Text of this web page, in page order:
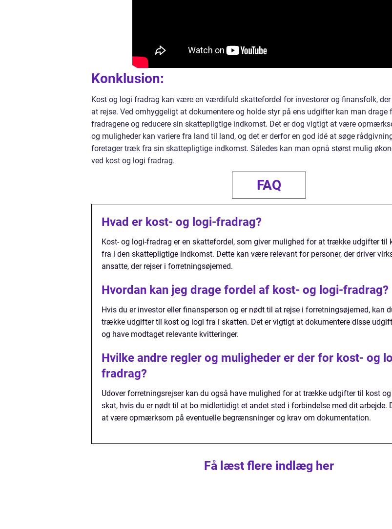
Konklusion:
Kost og logi fradrag kan være en værdifuld skattefordel for investorer og finansfolk, der
at rejse. Ved omhyggeligt at dokumentere og holde styr på ens udgifter kan man drage
fradragene og reducere sin skattepligtige indkomst. Det er dog vigtigt at være
og muligheder kan variere fra land til land, og det er derfor en god idé at søge
foretager træk fra sin skattepligtige indkomst. Således kan man opnå størst mulig
ved kost og logi fradrag.
FAQ
Hvad er kost- og logi-fradrag?
Kost- og logi-fradrag er en skattefordel, som giver mulighed for at trække udgifter til
fra i den skattepligtige indkomst. Dette kan være relevant for personer, der driver
ansatte, der rejser i forretningsøjemed.
Hvordan kan jeg drage fordel af kost- og logi-fradrag?
Hvis du er investor eller finansperson og er nødt til at rejse i forretningsøjemed, kan
trække udgifter til kost og logi fra i skatten. Det er vigtigt at dokumentere disse
og have modtaget relevante kvitteringer.
Hvilke andre regler og muligheder er der for kost- og
fradrag?
Udover forretningsrejser kan du også have mulighed for at trække udgifter til kost
skat, hvis du er nødt til at bo midlertidigt et andet sted i forbindelse med dit arbejde.
at være opmærksom på eventuelle begrænsninger og krav om dokumentation.
Få læst flere indlæg her